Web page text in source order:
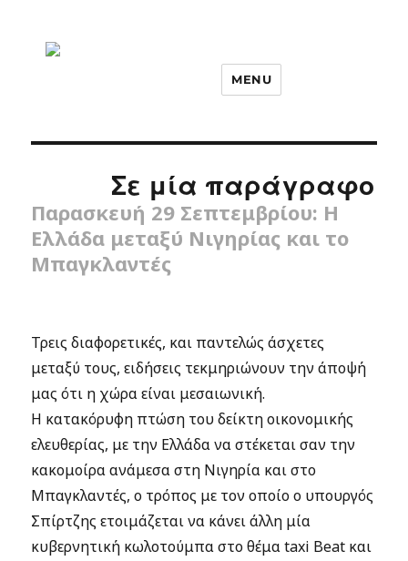
MENU
Σε μία παράγραφο
Παρασκευή 29 Σεπτεμβρίου: Η
Ελλάδα μεταξύ Νιγηρίας και το
Μπαγκλαντές
Τρεις διαφορετικές, και παντελώς άσχετες
μεταξύ τους, ειδήσεις τεκμηριώνουν την άποψή
μας ότι η χώρα είναι μεσαιωνική.
Η κατακόρυφη πτώση του δείκτη οικονομικής
ελευθερίας, με την Ελλάδα να στέκεται σαν την
κακομοίρα ανάμεσα στη Νιγηρία και στο
Μπαγκλαντές, ο τρόπος με τον οποίο ο υπουργός
Σπίρτζης ετοιμάζεται να κάνει άλλη μία
κυβερνητική κωλοτούμπα στο θέμα taxi Beat και